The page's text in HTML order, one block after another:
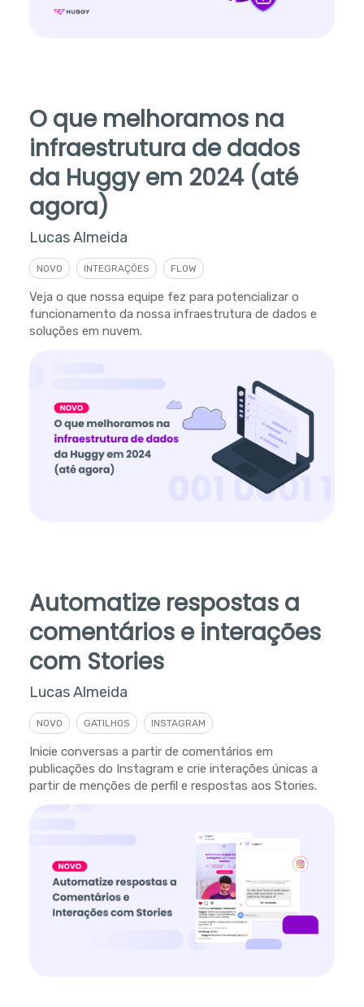
O que melhoramos na
infraestrutura de dados
da Huggy em 2024 (até
agora)
Lucas Almeida
NOVO INTEGRAÇÕES FLOW
Veja o que nossa equipe fez para potencializar o
funcionamento da nossa infraestrutura de dados e
soluções em nuvem.
Automatize respostas a
comentários e interações
com Stories
Lucas Almeida
NOVO GATILHOS INSTAGRAM
Inicie conversas a partir de comentários em
publicações do Instagram e crie interações únicas a
partir de menções de perfil e respostas aos Stories.